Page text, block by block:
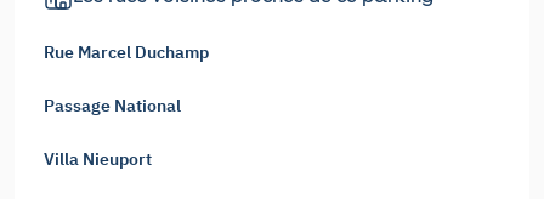
Rue Marcel Duchamp
Passage National
Villa Nieuport